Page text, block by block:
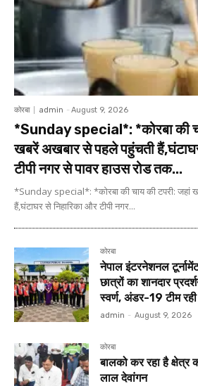
कोरबा admin - August 9, 2026
*Sunday special*: *कोरबा की
खबरें अखबार से पहले पहुंचती
टीपी नगर से पावर हाउस रोड तक...
*Sunday special*: *कोरबा की चाय की टपरी: जहां
हैं,घंटाघर से निहारिका और टीपी नगर...
कोरबा
नेपाल इंटरनेशनल
छात्रों का शानदार
स्वर्ण, अंडर-19 टीम
admin - August 9, 2026
कोरबा
बालको कर रहा है
लाल देवांगन